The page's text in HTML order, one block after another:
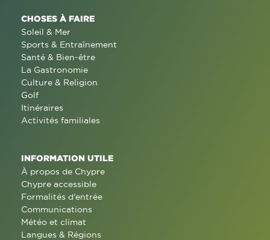
CHOSES À FAIRE
Soleil & Mer
Sports & Entraînement
Santé & Bien-être
La Gastronomie
Culture & Religion
Golf
Itinéraires
Activités familiales
INFORMATION UTILE
À propos de Chypre
Chypre accessible
Formalités d'entrée
Communications
Météo et climat
Langues & Régions